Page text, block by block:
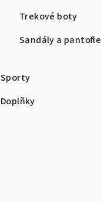
Trekové boty
Sandály a pantofle
Sporty
Doplňky